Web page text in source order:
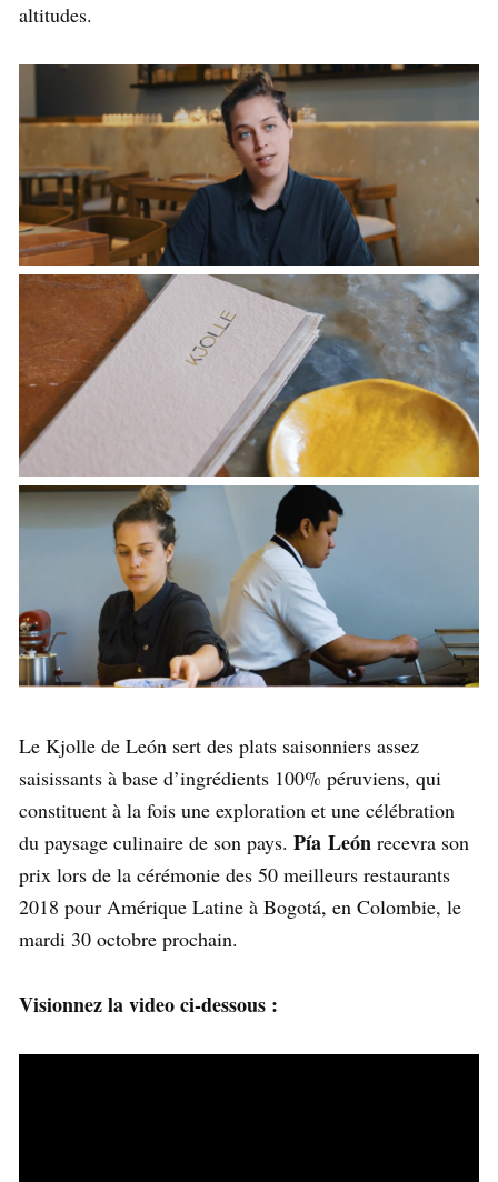
altitudes.
Le Kjolle de León sert des plats saisonniers assez
saisissants à base d’ingrédients 100% péruviens, qui
constituent à la fois une exploration et une célébration
du paysage culinaire de son pays. Pía León recevra son
prix lors de la cérémonie des 50 meilleurs restaurants
2018 pour Amérique Latine à Bogotá, en Colombie, le
mardi 30 octobre prochain.
Visionnez la video ci-dessous :